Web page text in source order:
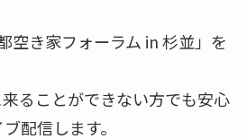
空き家フォーラム in 杉並」を
ることができない方でも安心
配信します。